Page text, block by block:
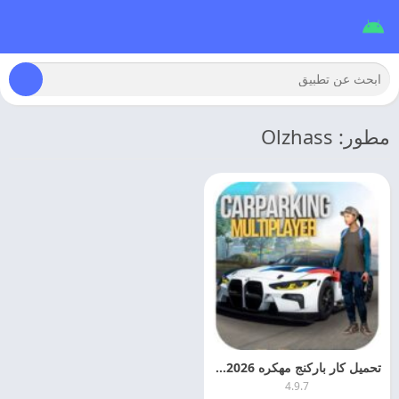
مطور: Olzhass
تحميل كار باركنج مهكره 2026 Car Parking Multiplayer هاشي برو
4.9.7